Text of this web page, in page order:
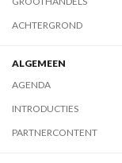
ACHTERGROND
ALGEMEEN
AGENDA
INTRODUCTIES
PARTNERCONTENT